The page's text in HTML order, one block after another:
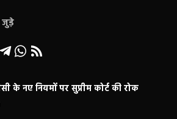
जुड़े
के नए नियमों पर सुप्रीम कोर्ट की रोक